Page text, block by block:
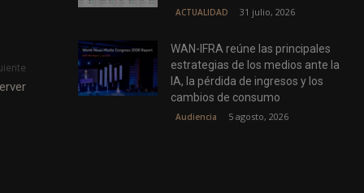
ACTUALIDAD 31 julio, 2026
WAN-IFRA reúne las principales
estrategias de los medios ante la
IA, la pérdida de ingresos y los
cambios de consumo
Audiencia 5 agosto, 2026